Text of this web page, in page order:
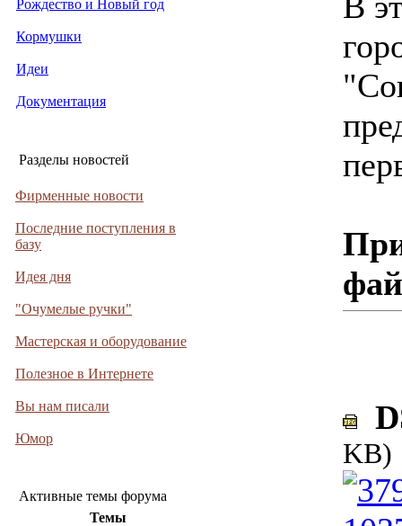
Рождество и Новый год
Кормушки
Идеи
Документация
Разделы новостей
Фирменные новости
Последние поступления в
базу
Идея дня
"Очумелые ручки"
Мастерская и оборудование
Полезное в Интернете
Вы нам писали
Юмор
Активные темы форума
Темы
KB)